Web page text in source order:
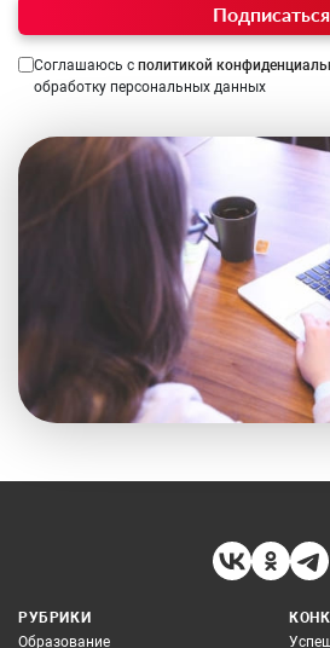
Подписаться
Соглашаюсь с политикой
обработку персональных данных
РУБРИКИ
Образование